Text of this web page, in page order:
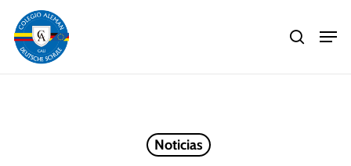
main
content
search
Noticias